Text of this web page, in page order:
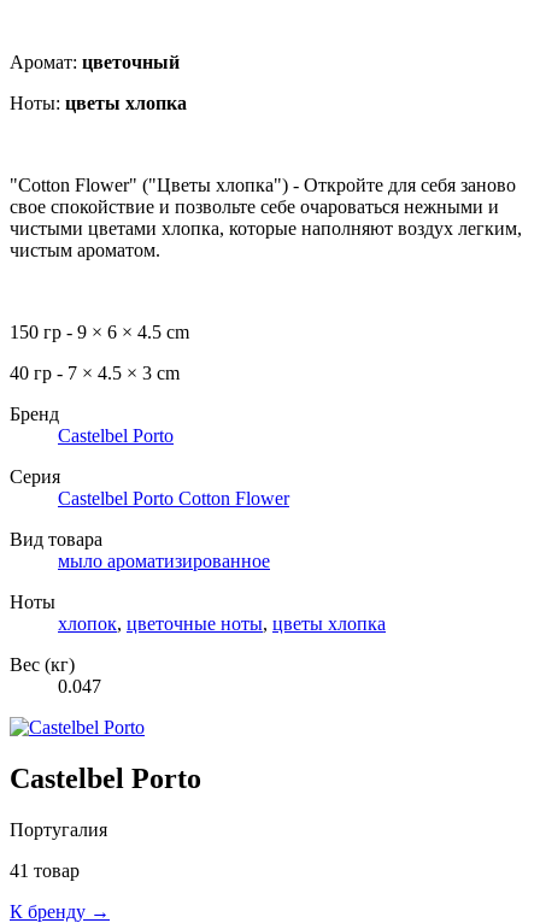
Аромат: цветочный
Ноты: цветы хлопка
"Cotton Flower" ("Цветы хлопка") - Откройте для себя заново
свое спокойствие и позвольте себе очароваться нежными и
чистыми цветами хлопка, которые наполняют воздух легким,
чистым ароматом.
150 гр - 9 × 6 × 4.5 cm
40 гр - 7 × 4.5 × 3 cm
Бренд
Castelbel Porto
Серия
Castelbel Porto Cotton Flower
Вид товара
мыло ароматизированное
Ноты
хлопок, цветочные ноты, цветы хлопка
Вес (кг)
0.047
Castelbel Porto
Португалия
41 товар
К бренду →